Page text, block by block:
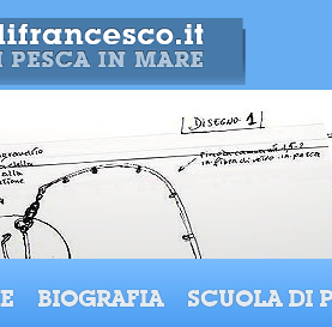
BIOGRAFIA SCUOLA DI